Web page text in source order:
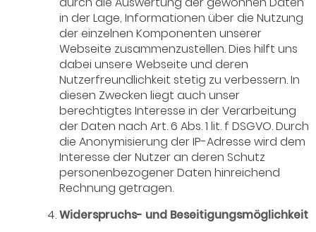
in der Lage, Informationen über die Nutzung
der einzelnen Komponenten unserer
Webseite zusammenzustellen. Dies hilft uns
dabei unsere Webseite und deren
Nutzerfreundlichkeit stetig zu verbessern. In
diesen Zwecken liegt auch unser
berechtigtes Interesse in der Verarbeitung
der Daten nach Art. 6 Abs. 1 lit. f DSGVO. Durch
die Anonymisierung der IP-Adresse wird dem
Interesse der Nutzer an deren Schutz
personenbezogener Daten hinreichend
Rechnung getragen.
Widerspruchs- und Beseitigungsmöglichkeit